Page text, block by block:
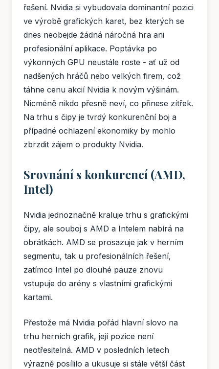
řešení. Nvidia si vybudovala dominantní pozici
ve výrobě grafických karet, bez kterých se
dnes neobejde žádná náročná hra ani
profesionální aplikace. Poptávka po
výkonných GPU neustále roste - ať už od
nadšených hráčů nebo velkých firem, což
táhne cenu akcií Nvidia k novým výšinám.
Nicméně nikdo přesně neví, co přinese zítřek.
Na trhu s čipy je tvrdý konkurenční boj a
případné ochlazení ekonomiky by mohlo
zbrzdit zájem o produkty Nvidia.
Srovnání s konkurencí (AMD,
Intel)
Nvidia jednoznačně kraluje trhu s grafickými
čipy, ale souboj s AMD a Intelem nabírá na
obrátkách. AMD se prosazuje jak v herním
segmentu, tak u profesionálních řešení,
zatímco Intel po dlouhé pauze znovu
vstupuje do arény s vlastními grafickými
kartami.
Přestože má Nvidia pořád hlavní slovo na
trhu herních grafik, její pozice není
neotřesitelná. AMD v posledních letech
výrazně posílilo a ukusuje si stále větší část